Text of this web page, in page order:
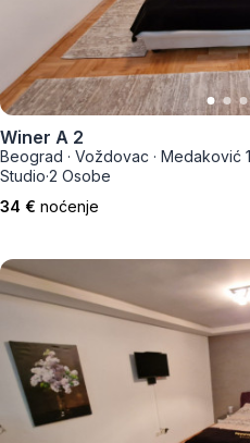
Winer A 2
Beograd · Voždovac · Medaković 1
Studio·2 Osobe
34 € noćenje